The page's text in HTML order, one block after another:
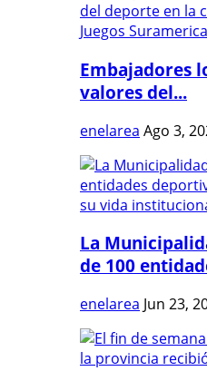
Embajadores
valores del...
enelarea Ago 3,
La
de 100
enelarea Jun 23,